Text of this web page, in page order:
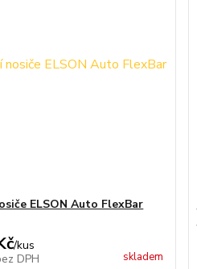
ELSON Auto FlexBar
/kus
DPH skladem